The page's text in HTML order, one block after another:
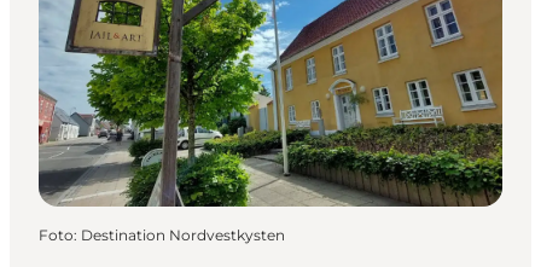
Oplevelser
Overnatning
Planlæg ferien
Foto: Destination Nordvestkysten